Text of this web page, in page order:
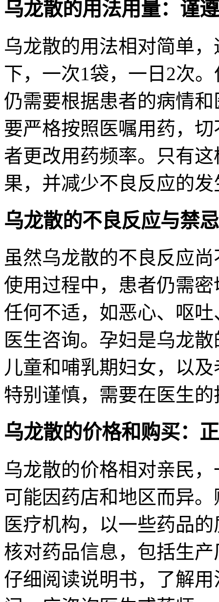
乌龙散的用法用量：谨
乌龙散的用法相对简单
下，一次1袋，一日2次
仍需要根据患者的病情
要严格按照医嘱用药，
者更改用药频率。只有
果，并减少不良反应的发
乌龙散的不良反应与禁
虽然乌龙散的不良反应
使用过程中，患者仍需
任何不适，如恶心、呕
医生咨询。孕妇是乌龙
儿童和哺乳期妇女，以
特别谨慎，需要在医生
乌龙散的价格和购买：
乌龙散的价格相对亲民
可能因药店和地区而异
医疗机构，以一些药品
核对药品信息，包括生
仔细阅读说明书，了解